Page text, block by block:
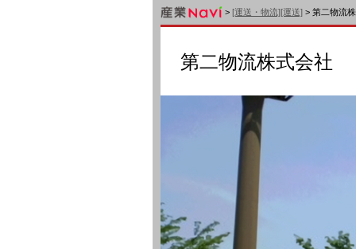
> [運送・物流][運送] > 第二物流
第二物流株式会社